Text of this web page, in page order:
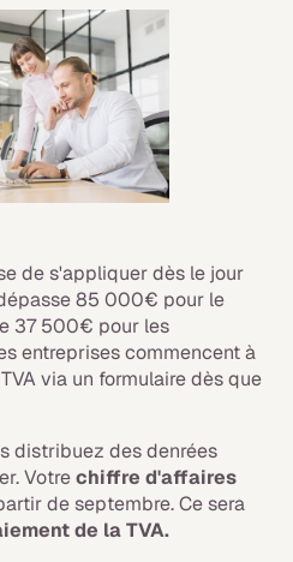
de s'appliquer dès le jour
85 000€ pour le
37 500€ pour les
entreprises commencent à
via un formulaire dès que
distribuez des denrées
Votrechiffre d'affaires
de septembre. Ce sera
de la TVA.